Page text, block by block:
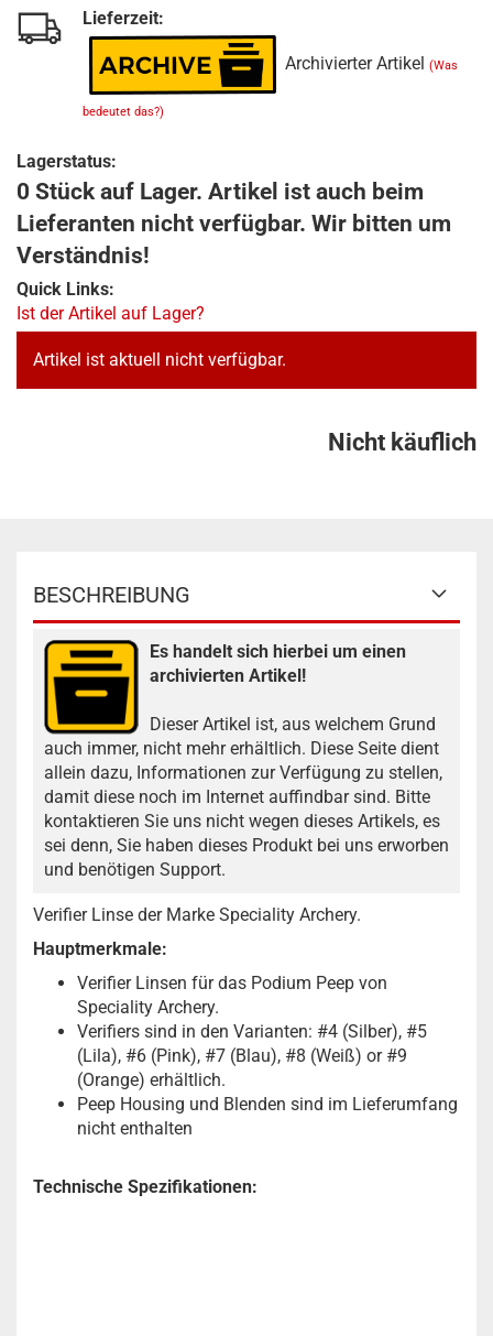
Lieferzeit:
Archivierter Artikel (Was
bedeutet das?)
Lagerstatus:
0 Stück auf Lager. Artikel ist auch beim
Lieferanten nicht verfügbar. Wir bitten um
Verständnis!
Quick Links:
Ist der Artikel auf Lager?
Artikel ist aktuell nicht verfügbar.
Nicht käuflich
BESCHREIBUNG
Es handelt sich hierbei um einen
archivierten Artikel!
Dieser Artikel ist, aus welchem Grund
auch immer, nicht mehr erhältlich. Diese Seite dient
allein dazu, Informationen zur Verfügung zu stellen,
damit diese noch im Internet auffindbar sind. Bitte
kontaktieren Sie uns nicht wegen dieses Artikels, es
sei denn, Sie haben dieses Produkt bei uns erworben
und benötigen Support.
Verifier Linse der Marke Speciality Archery.
Hauptmerkmale:
Verifier Linsen für das Podium Peep von
Speciality Archery.
Verifiers sind in den Varianten: #4 (Silber), #5
(Lila), #6 (Pink), #7 (Blau), #8 (Weiß) or #9
(Orange) erhältlich.
Peep Housing und Blenden sind im Lieferumfang
nicht enthalten
Technische Spezifikationen: